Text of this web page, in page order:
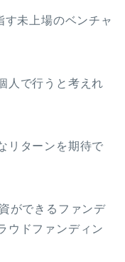
未上場のベンチャ
人で行うと考えれ
リターンを期待で
ができるファンデ
ウドファンディン